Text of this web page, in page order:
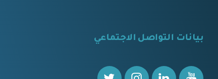
بيانات التواصل الاجتماعي